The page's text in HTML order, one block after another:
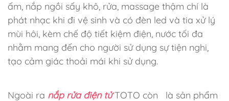
ấm, nắp ngồi sấy khô, rửa, massage thậm chí là
phát nhạc khi đi vệ sinh và có đèn led và tia xử lý
mùi hôi, kèm chế độ tiết kiệm điện, nước tối đa
nhằm mang đến cho người sử dụng sự tiện nghi,
tạo cảm giác thoải mái khi sử dụng.
Ngoài ra nắp rửa điện tửTOTO còn
là sản phẩm